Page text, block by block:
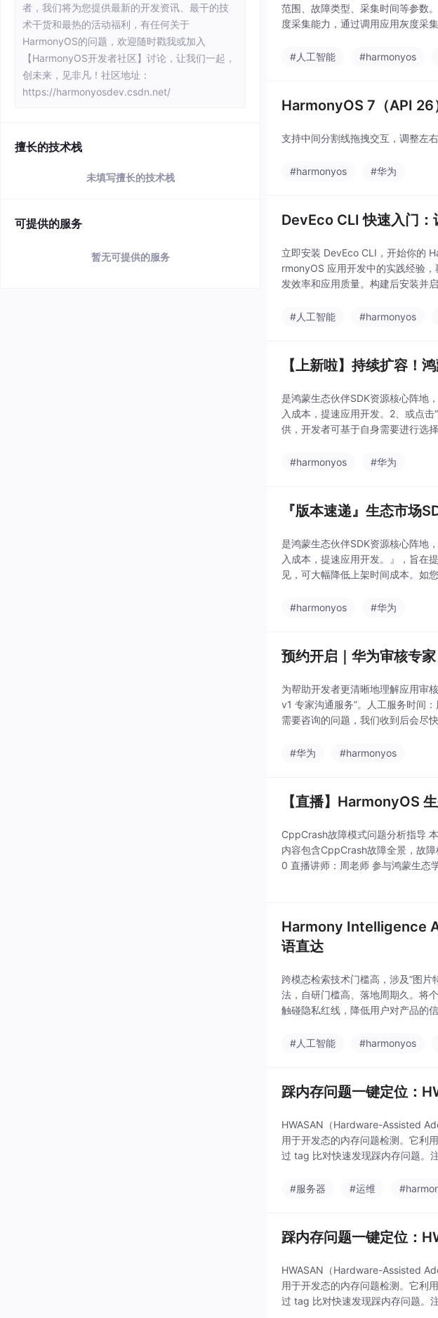
者，我们将为您提供最新的开发资讯、最干的技
术干货和最热的活动福利，有任何关于
HarmonyOS的问题，欢迎随时戳我或加入
【HarmonyOS开发者社区】讨论，让我们一起，
创未来，见非凡！社区地址：
https://harmonyosdev.csdn.net/
擅长的技术栈
未填写擅长的技术栈
可提供的服务
暂无可提供的服务
范围、故障类型、采集时间等参数
度采集能力，通过调用应用灰度采
#人工智能
#harmonyos
HarmonyOS 7（API 26
支持中间分割线拖拽交互，调整左
#harmonyos #华为
DevEco CLI 快速入门
立即安装 DevEco CLI，开始你的
rmonyOS 应用开发中的实践经验
发效率和应用质量。构建后安装
#人工智能 #harmonyos
【上新啦】持续扩容！
是鸿蒙生态伙伴SDK资源核心阵地
入成本，提速应用开发。2、或点
供，开发者可基于自身需要进行选
#harmonyos
#华为
『版本速递』生态市场
是鸿蒙生态伙伴SDK资源核心阵地
入成本，提速应用开发。』，旨在
见，可大幅降低上架时间成本。如
#harmonyos
#华为
预约开启｜华为审核专
为帮助开发者更清晰地理解应用审
v1 专家沟通服务”。人工服务时间
需要咨询的问题，我们收到后会尽
#华为
#harmonyos
【直播】HarmonyOS
CppCrash故障模式问题分析指导
内容包含CppCrash故障全景，故
0 直播讲师：周老师 参与鸿蒙生态
Harmony Intelligence
语直达
跨模态检索技术门槛高，涉及“图片
法，自研门槛高、落地周期久。将
触碰隐私红线，降低用户对产品的
文”、
#人工智能 #harmonyos
踩内存问题一键定位：
HWASAN（Hardware-Assisted
用于开发态的内存问题检测。它利
过 tag 比对快速发现踩内存问题。
#服务器 #运维
踩内存问题一键定位：
HWASAN（Hardware-Assisted
用于开发态的内存问题检测。它利
过 tag 比对快速发现踩内存问题。